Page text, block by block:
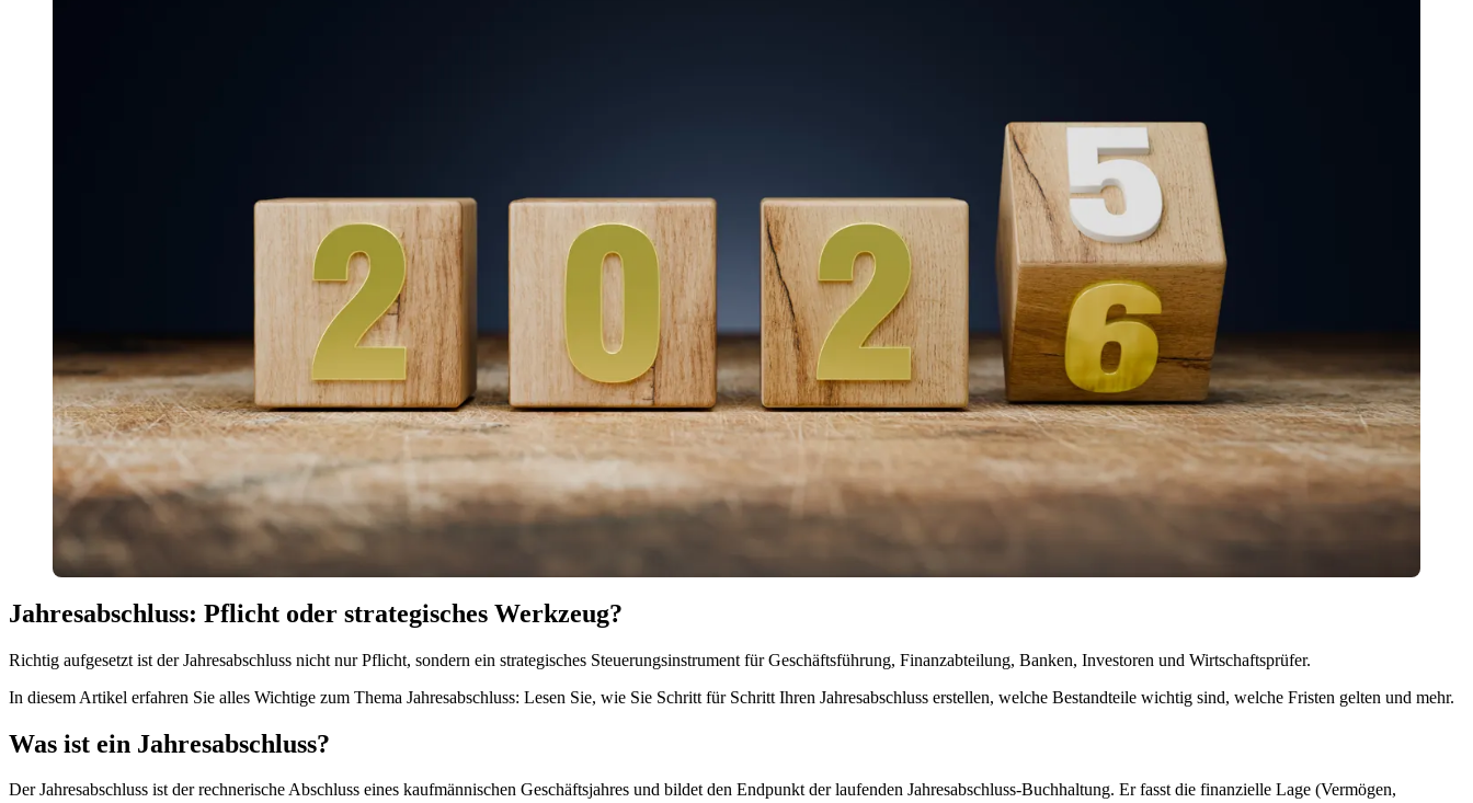
Jahresabschluss: Pflicht oder strategisches Werkzeug?
Richtig aufgesetzt ist der Jahresabschluss nicht nur Pflicht, sondern ein strategisches Steuerungsinstrument für Geschäftsführung, Finanzabteilung, Banken, Investoren und Wirtschaftsprüfer.
In diesem Artikel erfahren Sie alles Wichtige zum Thema Jahresabschluss: Lesen Sie, wie Sie Schritt für Schritt Ihren Jahresabschluss erstellen, welche Bestandteile wichtig sind, welche Fristen gelten und mehr.
Was ist ein Jahresabschluss?
Der Jahresabschluss ist der rechnerische Abschluss eines kaufmännischen Geschäftsjahres und bildet den Endpunkt der laufenden Jahresabschluss-Buchhaltung. Er fasst die finanzielle Lage (Vermögen,